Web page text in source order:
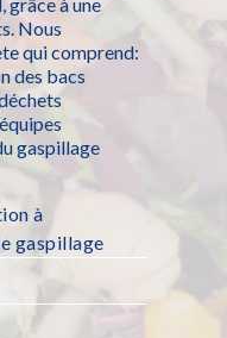
Nous
qui comprend:
des bacs
gaspillage
à
gaspillage